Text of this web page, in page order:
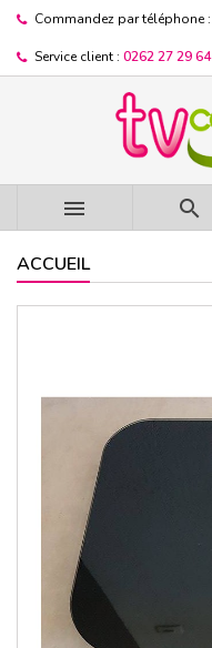
Commandez par téléphone :
Service client : 0262 27 29 64
 
ACCUEIL